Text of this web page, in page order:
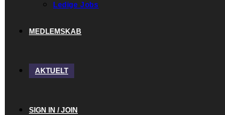
Ledige Jobs
MEDLEMSKAB
AKTUELT
SIGN IN / JOIN